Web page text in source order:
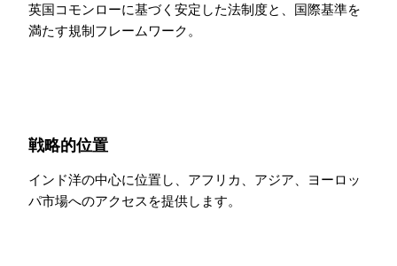
英国コモンローに基づく安定した法制度と、国際基準を
満たす規制フレームワーク。
戦略的位置
インド洋の中心に位置し、アフリカ、アジア、ヨーロッ
パ市場へのアクセスを提供します。